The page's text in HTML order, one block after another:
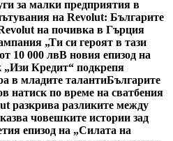
за малки предприятия в
на Revolut: Българите
на почивка в Гърция
„Ти си героят в тази
10 000 лвВ новия епизод на
„Изи Кредит“ подкрепя
в младите талантиБългарите
натиск по време на сватбения
разкрива разликите между
човешките истории зад
епизод на „Силата на